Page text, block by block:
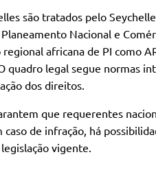
são tratados pelo
Nacional e
africana de PI como
quadro legal segue normas
dos direitos.
que requerentes
de infração, há
vigente.